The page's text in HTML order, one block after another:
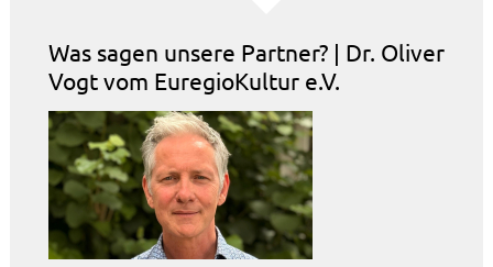
Was sagen unsere Partner? | Dr. Oliver
Vogt vom EuregioKultur e.V.